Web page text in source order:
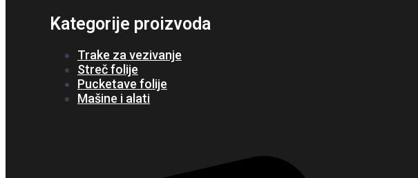
Kategorije proizvoda
Trake za vezivanje
Streč folije
Pucketave folije
Mašine i alati